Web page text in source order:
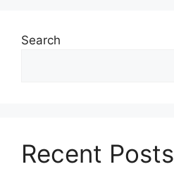
Search
Recent Posts